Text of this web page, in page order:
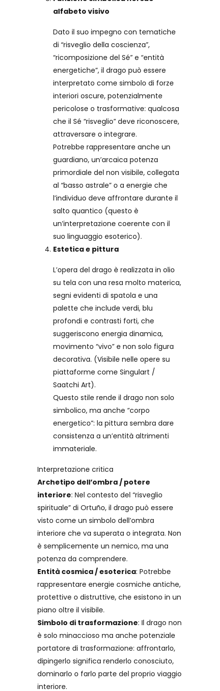
alfabeto visivo
Dato il suo impegno con tematiche
di “risveglio della coscienza”,
“ricomposizione del Sé” e “entità
energetiche”, il drago può essere
interpretato come simbolo di forze
interiori oscure, potenzialmente
pericolose o trasformative: qualcosa
che il Sé “risveglio” deve riconoscere,
attraversare o integrare.
Potrebbe rappresentare anche un
guardiano, un’arcaica potenza
primordiale del non visibile, collegata
al “basso astrale” o a energie che
l’individuo deve affrontare durante il
salto quantico (questo è
un’interpretazione coerente con il
suo linguaggio esoterico).
Estetica e pittura
L’opera del drago è realizzata in olio
su tela con una resa molto materica,
segni evidenti di spatola e una
palette che include verdi, blu
profondi e contrasti forti, che
suggeriscono energia dinamica,
movimento “vivo” e non solo figura
decorativa. (Visibile nelle opere su
piattaforme come Singulart /
Saatchi Art).
Questo stile rende il drago non solo
simbolico, ma anche “corpo
energetico”: la pittura sembra dare
consistenza a un’entità altrimenti
immateriale.
Interpretazione critica
Archetipo dell’ombra / potere
interiore: Nel contesto del “risveglio
spirituale” di Ortuño, il drago può essere
visto come un simbolo dell’ombra
interiore che va superata o integrata. Non
è semplicemente un nemico, ma una
potenza da comprendere.
Entità cosmica / esoterica: Potrebbe
rappresentare energie cosmiche antiche,
protettive o distruttive, che esistono in un
piano oltre il visibile.
Simbolo di trasformazione: Il drago non
è solo minaccioso ma anche potenziale
portatore di trasformazione: affrontarlo,
dipingerlo significa renderlo conosciuto,
dominarlo o farlo parte del proprio viaggio
interiore.